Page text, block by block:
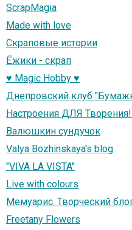
ScrapMagia
Made with love
Скраповые истории
Ёжики - скрап
♥ Magic Hobby ♥
Днепровский клуб
Настроения ДЛЯ
Валюшкин сундучок
Valya Bozhinskaya's blog
"VIVA LA VISTA"
Live with colours
Мемуарис. Творческий
Freetany Flowers